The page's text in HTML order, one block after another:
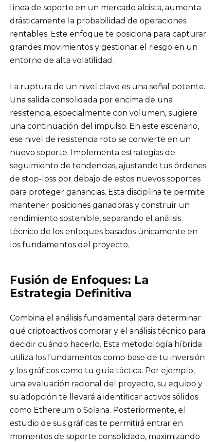
línea de soporte en un mercado alcista, aumenta
drásticamente la probabilidad de operaciones
rentables. Este enfoque te posiciona para capturar
grandes movimientos y gestionar el riesgo en un
entorno de alta volatilidad.
La ruptura de un nivel clave es una señal potente.
Una salida consolidada por encima de una
resistencia, especialmente con volumen, sugiere
una continuación del impulso. En este escenario,
ese nivel de resistencia roto se convierte en un
nuevo soporte. Implementa estrategias de
seguimiento de tendencias, ajustando tus órdenes
de stop-loss por debajo de estos nuevos soportes
para proteger ganancias. Esta disciplina te permite
mantener posiciones ganadoras y construir un
rendimiento sostenible, separando el análisis
técnico de los enfoques basados únicamente en
los fundamentos del proyecto.
Fusión de Enfoques: La
Estrategia Definitiva
Combina el análisis fundamental para determinar
qué criptoactivos comprar y el análisis técnico para
decidir cuándo hacerlo. Esta metodología híbrida
utiliza los fundamentos como base de tu inversión
y los gráficos como tu guía táctica. Por ejemplo,
una evaluación racional del proyecto, su equipo y
su adopción te llevará a identificar activos sólidos
como Ethereum o Solana. Posteriormente, el
estudio de sus gráficas te permitirá entrar en
momentos de soporte consolidado, maximizando